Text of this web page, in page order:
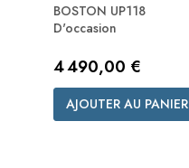
BOSTON UP118
D'occasion
Prix
4 490,00 €
AJOUTER AU PANIER